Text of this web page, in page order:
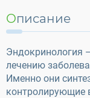
Описание
Эндокринология
лечению
Именно они
контролирующие